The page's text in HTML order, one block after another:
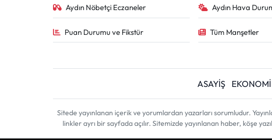
Aydın Nöbetçi Eczaneler Aydın Hava
Puan Durumu ve Fikstür Tüm Manşetler
ASAYİŞ EKONOMİ
Sitede yayınlanan içerik ve yorumlardan yazarları sorumludur.
linkler ayrı bir sayfada açılır. Sitemizde yayınlanan haber, köşe